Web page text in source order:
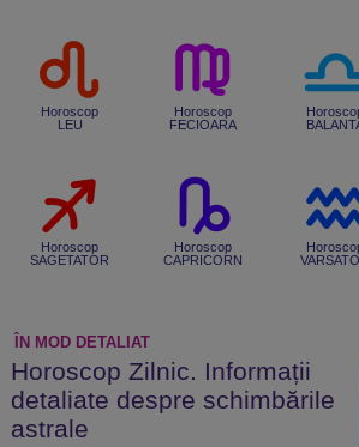
Horoscop
LEU
Horoscop
FECIOARA
Horoscop
SAGETATOR
Horoscop
CAPRICORN
ÎN MOD DETALIAT
Horoscop Zilnic. Informații
detaliate despre schimbările
astrale